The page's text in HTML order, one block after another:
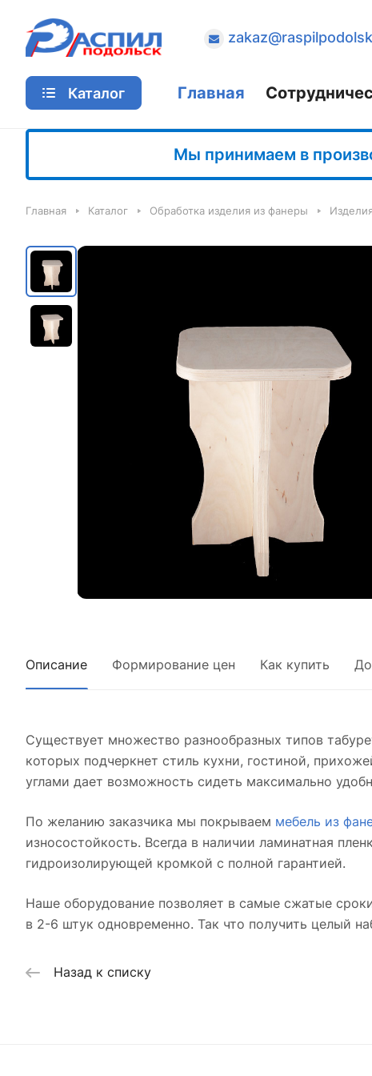
Каталог Главная
Мы принимаем в
Главная Каталог Обработка изделия из фанеры
Описание Формирование цен Как купить
Существует множество разнообразных типов
которых подчеркнет стиль кухни, гостиной,
углами дает возможность сидеть максимально
По желанию заказчика мы покрываем мебель из
износостойкость. Всегда в наличии ламинатная
гидроизолирующей кромкой с полной гарантией.
Наше оборудование позволяет в самые сжатые
в 2-6 штук одновременно. Так что получить целый
Назад к списку